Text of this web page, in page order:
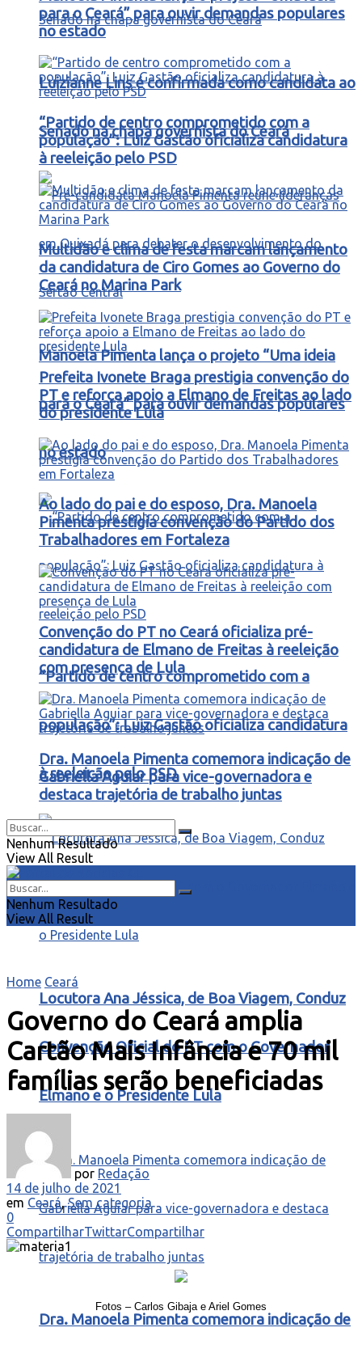
Luizianne Lins é confirmada como candidata ao
Senado na chapa governista do Ceará
Manoela Pimenta lança o projeto “Uma ideia
para o Ceará” para ouvir demandas populares
no estado
“Partido de centro comprometido com a
população”: Luiz Gastão oficializa candidatura
à reeleição pelo PSD
Locutora Ana Jéssica, de Boa Viagem, Conduz
Convenção Oficial do PT com o Governador
Elmano e o Presidente Lula
Dra. Manoela Pimenta comemora indicação de
para o Ceará” para ouvir demandas populares
no estado
“Partido de centro comprometido com a
população”: Luiz Gastão oficializa candidatura
à reeleição pelo PSD
Multidão e clima de festa marcam lançamento
da candidatura de Ciro Gomes ao Governo do
Ceará no Marina Park
Prefeita Ivonete Braga prestigia convenção do
PT e reforça apoio a Elmano de Freitas ao lado
do presidente Lula
Ao lado do pai e do esposo, Dra. Manoela
Pimenta prestigia convenção do Partido dos
Trabalhadores em Fortaleza
Convenção do PT no Ceará oficializa pré-
candidatura de Elmano de Freitas à reeleição
com presença de Lula
Dra. Manoela Pimenta comemora indicação de
Gabriella Aguiar para vice-governadora e
destaca trajetória de trabalho juntas
Nenhum Resultado
View All Result
Nenhum Resultado
View All Result
Home Ceará
Governo do Ceará amplia
Cartão Mais Infância e 70 mil
famílias serão beneficiadas
por Redação
14 de julho de 2021
em Ceará,Sem categoria
0
CompartilharTwittarCompartilhar
Fotos – Carlos Gibaja e Ariel Gomes